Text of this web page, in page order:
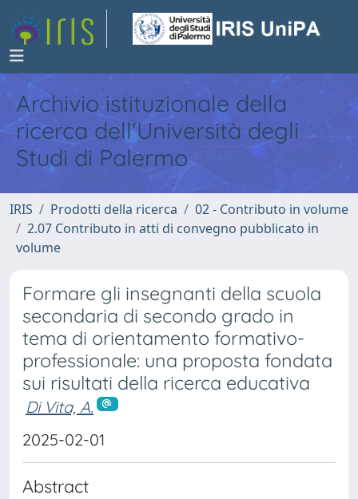
Archivio istituzionale della
ricerca dell'Università degli
Studi di Palermo
IRIS Prodotti della ricerca
02 - Contributo in volume
2.07 Contributo in atti di convegno pubblicato in
volume
Formare gli insegnanti della scuola
secondaria di secondo grado in
tema di orientamento formativo-
professionale: una proposta fondata
sui risultati della ricerca educativa
Di Vita, A.
2025-02-01
Abstract